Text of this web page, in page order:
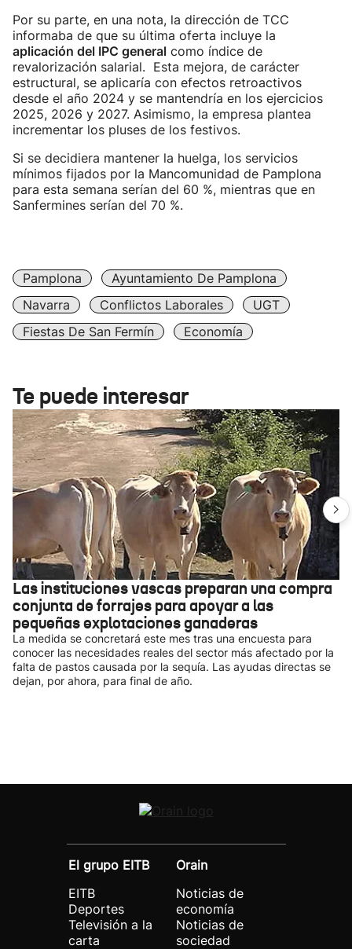
Por su parte, en una nota, la dirección de TCC
informaba de que su última oferta incluye la
aplicación del IPC general como índice de
revalorización salarial. Esta mejora, de carácter
estructural, se aplicaría con efectos retroactivos
desde el año 2024 y se mantendría en los ejercicios
2025, 2026 y 2027. Asimismo, la empresa plantea
incrementar los pluses de los festivos.
Si se decidiera mantener la huelga, los servicios
mínimos fijados por la Mancomunidad de Pamplona
para esta semana serían del 60 %, mientras que en
Sanfermines serían del 70 %.
Pamplona
Ayuntamiento De Pamplona
Navarra
Conflictos Laborales
UGT
Fiestas De San Fermín
Economía
Te puede interesar
Las instituciones vascas preparan una compra
conjunta de forrajes para apoyar a las
pequeñas explotaciones ganaderas
La medida se concretará este mes tras una encuesta para
conocer las necesidades reales del sector más afectado por la
falta de pastos causada por la sequía. Las ayudas directas se
dejan, por ahora, para final de año.
El grupo EITB
EITB
Deportes
Televisión a la
carta
Orain
Noticias de
economía
Noticias de
sociedad